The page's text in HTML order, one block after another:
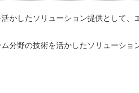
かしたソリューション提供として
分野の技術を活かしたソリューショ